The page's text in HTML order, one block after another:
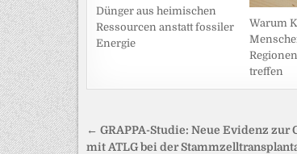
Dünger aus heimischen
Ressourcen anstatt fossiler
Energie
Warum
treffen
Beitragsnavigation
← GRAPPA-Studie: Neue Evidenz zur
mit ATLG bei der